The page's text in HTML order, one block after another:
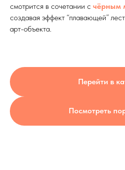
смотрится в сочетании с чёрным
создавая эффект “плавающей”
арт-объекта.
Перейти в
Посмотреть